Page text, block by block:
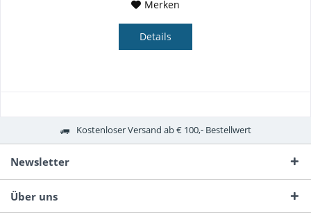
Merken
Details
Kostenloser Versand ab € 100,- Bestellwert
Newsletter
Über uns